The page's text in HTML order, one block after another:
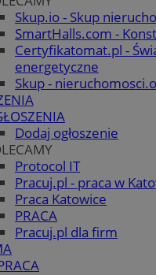
Skup.io - Skup
SmartHalls.com -
Certyfikatomat.pl -
energetyczne
Skup -
Dodaj ogłoszenie
Protocol IT
Pracuj.pl - praca w
Praca Katowice
PRACA
Pracuj.pl dla firm